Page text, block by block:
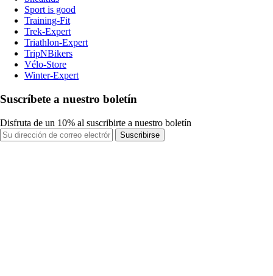
Sport is good
Training-Fit
Trek-Expert
Triathlon-Expert
TripNBikers
Vélo-Store
Winter-Expert
Suscríbete a nuestro boletín
Disfruta de un 10% al suscribirte a nuestro boletín
Suscribirse